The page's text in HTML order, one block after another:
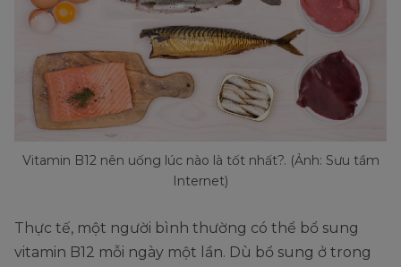
Vitamin B12 nên uống lúc nào là tốt nhất?. (Ảnh: Sưu tầm
Internet)
Thực tế, một người bình thường có thể bổ sung
vitamin B12 mỗi ngày một lần. Dù bổ sung ở trong